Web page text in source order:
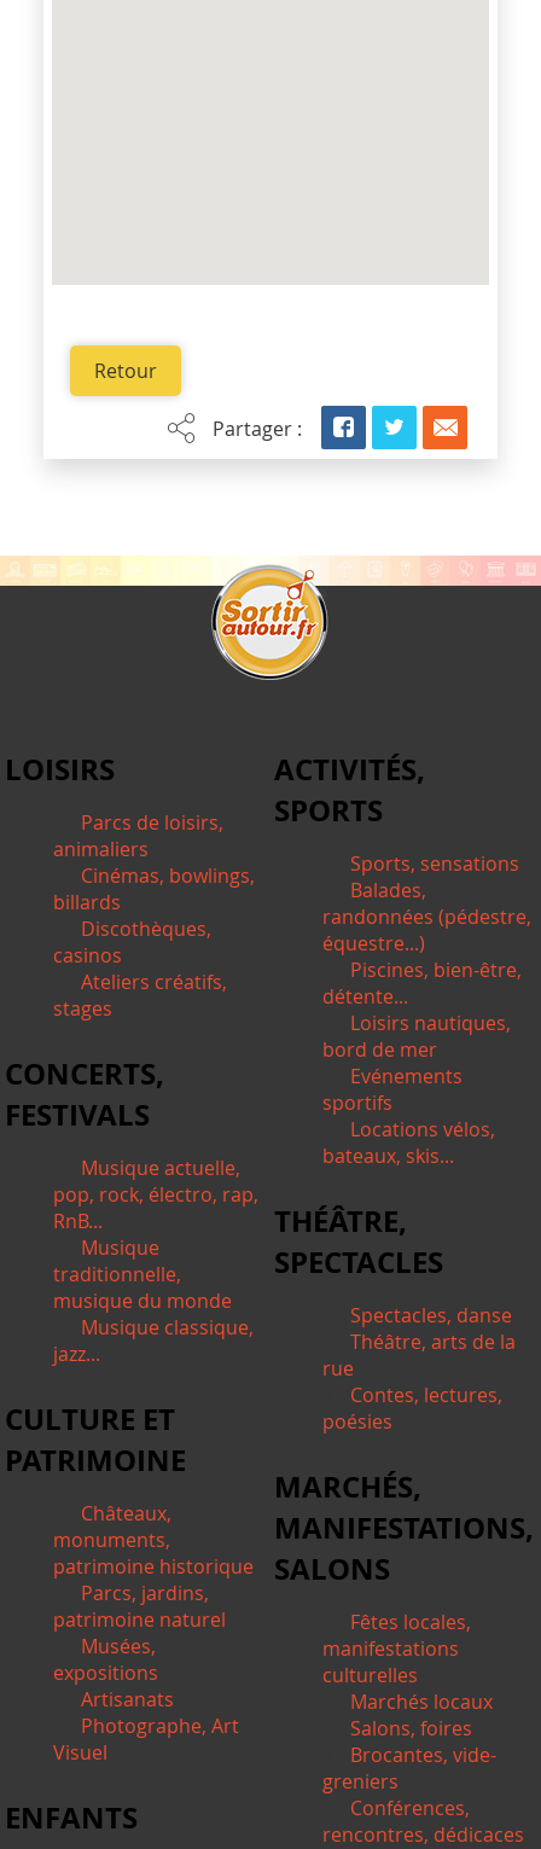
Retour
Partager :
LOISIRS
Parcs de loisirs,
animaliers
Cinémas, bowlings,
billards
Discothèques,
casinos
Ateliers créatifs,
stages
ACTIVITÉS,
SPORTS
Sports, sensations
Balades,
randonnées (pédestre,
équestre...)
Piscines, bien-être,
détente...
Loisirs nautiques,
bord de mer
Evénements
sportifs
Locations vélos,
bateaux, skis...
CONCERTS,
FESTIVALS
Musique actuelle,
pop, rock, électro, rap,
RnB...
Musique
traditionnelle,
musique du monde
Musique classique,
jazz...
THÉÂTRE,
SPECTACLES
Spectacles, danse
Théâtre, arts de la
rue
Contes, lectures,
poésies
CULTURE ET
PATRIMOINE
Châteaux,
monuments,
patrimoine historique
Parcs, jardins,
patrimoine naturel
Musées,
expositions
Artisanats
Photographe, Art
Visuel
MARCHÉS,
MANIFESTATIONS,
SALONS
Fêtes locales,
manifestations
culturelles
Marchés locaux
Salons, foires
Brocantes, vide-
greniers
Conférences,
rencontres, dédicaces
ENFANTS